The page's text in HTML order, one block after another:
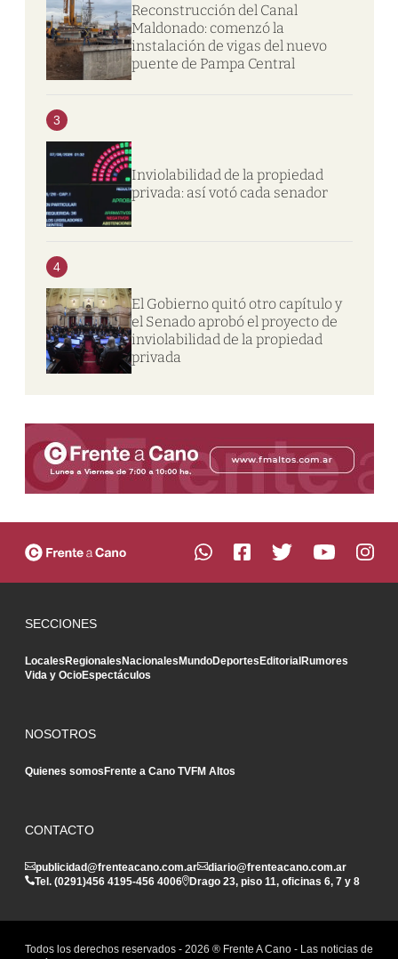
Reconstrucción del Canal
Maldonado: comenzó la
instalación de vigas del nuevo
puente de Pampa Central
3
Inviolabilidad de la propiedad
privada: así votó cada senador
4
El Gobierno quitó otro capítulo y
el Senado aprobó el proyecto de
inviolabilidad de la propiedad
privada
SECCIONES
LocalesRegionalesNacionalesMundoDeportesEditorialRumores
Vida y OcioEspectáculos
NOSOTROS
Quienes somosFrente a Cano TVFM Altos
CONTACTO
publicidad@frenteacano.com.ar
diario@frenteacano.com.ar
Tel. (0291)456 4195-456 4006 Drago 23, piso 11, oficinas 6, 7 y 8
Todos los derechos reservados - 2026 ® Frente A Cano - Las noticias de